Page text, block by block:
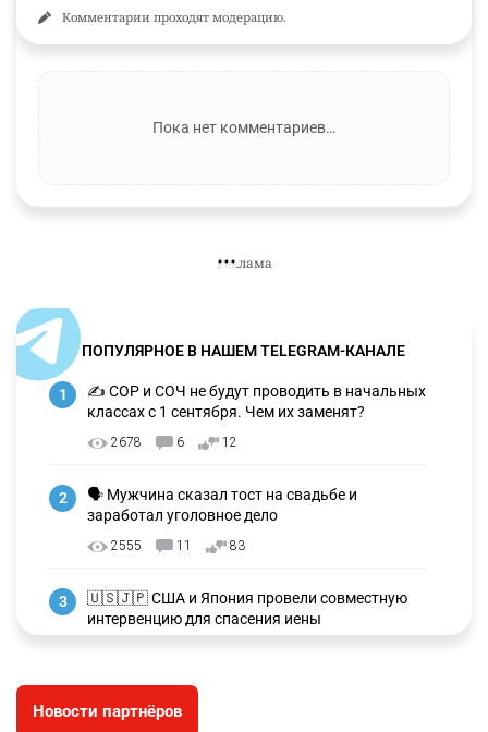
Комментарии проходят модерацию.
Пока нет комментариев…
✍️ СОР и СОЧ не будут проводить в начальных
классах с 1 сентября. Чем их заменят?